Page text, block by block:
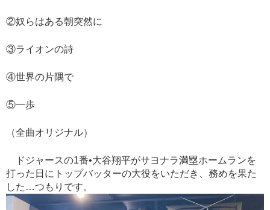
②奴らはある朝突然に
③ライオンの詩
④世界の片隅で
⑤一歩
（全曲オリジナル）
ドジャースの1番•大谷翔平がサヨナラ満塁ホームランを
打った日にトップバッターの大役をいただき、務めを果た
した…つもりです。